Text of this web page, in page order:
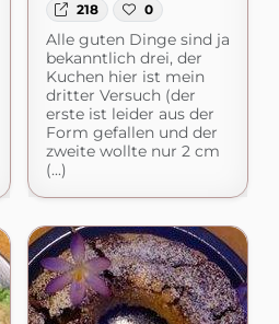
218 0
Alle guten Dinge sind ja
bekanntlich drei, der
Kuchen hier ist mein
dritter Versuch (der
erste ist leider aus der
Form gefallen und der
zweite wollte nur 2 cm
(...)